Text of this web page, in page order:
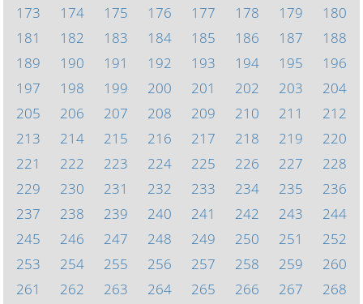
173
174 175 176 177 178 179
180
181
182 183 184 185 186 187
188
189
190 191 192 193 194 195
196
197
198 199 200 201 202 203
204
205
206 207 208 209 210 211
212
213
214 215 216 217 218 219
220
221
222 223 224 225 226 227
228
229
230 231 232 233 234 235
236
237
238 239 240 241 242 243
244
245
246 247 248 249 250 251
252
253
254 255 256 257 258 259
260
261
262 263 264 265 266 267
268